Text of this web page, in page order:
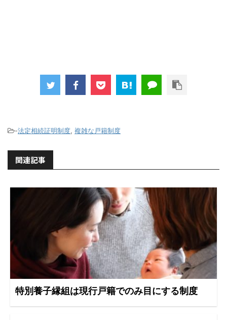
-法定相続証明制度, 複雑な戸籍制度
関連記事
特別養子縁組は現行戸籍でのみ目にする制度